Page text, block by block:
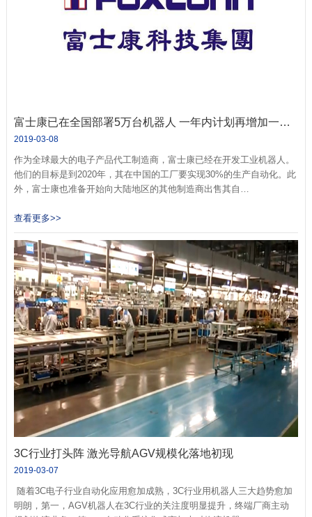
富士康已在全国部署5万台机器人 一年内计划再增加一万台
2019-03-08
作为全球最大的电子产品代工制造商，富士康已经在开发工业机器人。
他们的目标是到2020年，其在中国的工厂要实现30%的生产自动化。此
外，富士康也准备开始向大陆地区的其他制造商出售其自…
查看更多>>
3C行业打头阵 激光导航AGV规模化落地初现
2019-03-07
随着3C电子行业自动化应用愈加成熟，3C行业用机器人三大趋势愈加
明朗，第一，AGV机器人在3C行业的关注度明显提升，终端厂商主动